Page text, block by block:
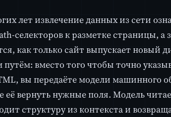
лет извлечение данных из сети
селекторов к разметке страницы, а
как только сайт выпускает новый
вместо того чтобы точно
вы передаёте модели машинного
вернуть нужные поля. Модель
структуру из контекста и